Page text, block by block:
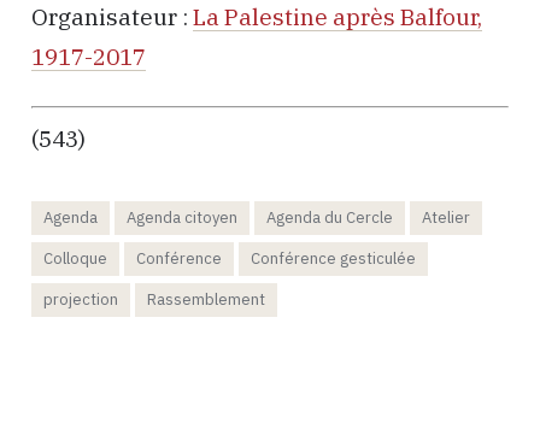
Organisateur : La Palestine après Balfour,
1917-2017
(543)
Agenda Agenda citoyen Agenda du Cercle
Atelier
Colloque
Conférence
Conférence gesticulée
projection
Rassemblement